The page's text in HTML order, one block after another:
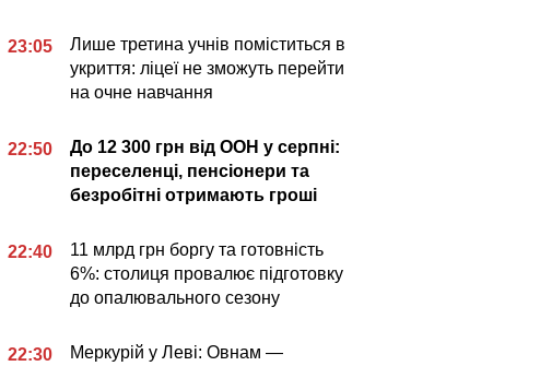
23:05
Лише третина учнів поміститься в
укриття: ліцеї не зможуть перейти
на очне навчання
22:50
До 12 300 грн від ООН у серпні:
переселенці, пенсіонери та
безробітні отримають гроші
22:40
11 млрд грн боргу та готовність
6%: столиця провалює підготовку
до опалювального сезону
22:30
Меркурій у Леві: Овнам —